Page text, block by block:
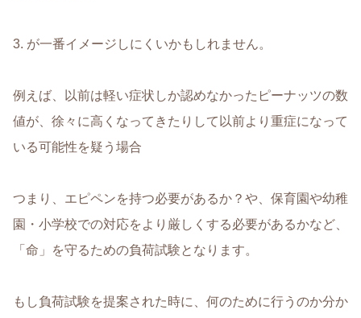
3. が一番イメージしにくいかもしれません。
例えば、以前は軽い症状しか認めなかったピーナッツの数
値が、徐々に高くなってきたりして以前より重症になって
いる可能性を疑う場合
つまり、エピペンを持つ必要があるか？や、保育園や幼稚
園・小学校での対応をより厳しくする必要があるかなど、
「命」を守るための負荷試験となります。
もし負荷試験を提案された時に、何のために行うのか分か